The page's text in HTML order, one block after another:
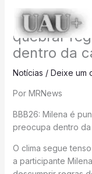
conteúdo
BBB26;
quebrar
dentro da
Notícias / Deixe um
Por MRNews
BBB26: Milena é
preocupa dentro da
O clima segue
a participante